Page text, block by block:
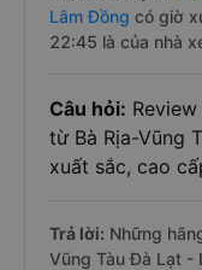
Lâm Đồng có giờ
22:45 là của nhà
Câu hỏi:
từ Bà Rịa-Vũng
xuất sắc, cao
Trả lời: Những
Vũng Tàu Đà Lạt -